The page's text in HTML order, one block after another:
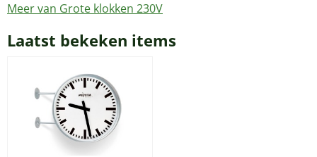
Meer van Grote klokken 230V
Laatst bekeken items